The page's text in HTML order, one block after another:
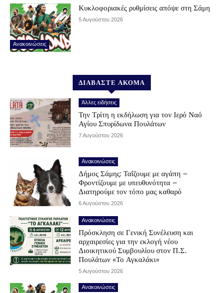
Ανακοινώσεις
Κυκλοφοριακές ρυθμίσεις απόψε στη Σάμη
5 Αυγούστου 2026
ΔΙΑΒΑΣΤΕ ΑΚΟΜΑ
Άλλες ειδήσεις
Την Τρίτη η εκδήλωση για τον Ιερό Ναό
Αγίου Σπυρίδωνα Πουλάτων
7 Αυγούστου 2026
Ανακοινώσεις
Δήμος Σάμης: Ταΐζουμε με αγάπη –
Φροντίζουμε με υπευθυνότητα –
Διατηρούμε τον τόπο μας καθαρό
6 Αυγούστου 2026
Ανακοινώσεις
Πρόσκληση σε Γενική Συνέλευση και
αρχαιρεσίες για την εκλογή νέου
Διοικητικού Συμβουλίου στον Π.Σ.
Πουλάτων «Το Αγκαλάκι»
5 Αυγούστου 2026
Ανακοινώσεις